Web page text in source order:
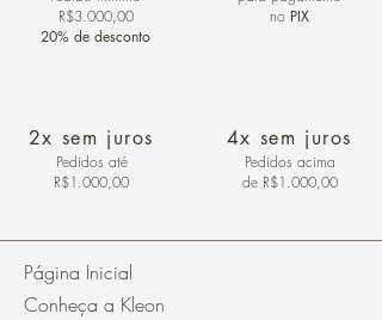
R$3.000,00
20% de desconto
2x sem juros
Pedidos até
R$1.000,00
no PIX
4x sem juros
Pedidos acima
de R$1.000,00
Página Inicial
Conheça a Kleon